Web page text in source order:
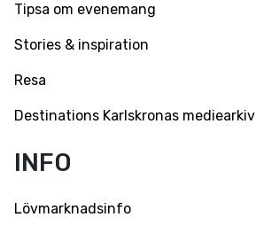
Tipsa om evenemang
Stories & inspiration
Resa
Destinations Karlskronas mediearkiv
INFO
Lövmarknadsinfo